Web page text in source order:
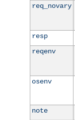
req_novary
resp
reqenv
osenv
note